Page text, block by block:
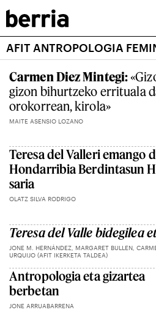
AFIT ANTROPOLOGIA
Carmen Diez Mintegi:
gizon bihurtzeko errituala
orokorrean, kirola»
MAITE ASENSIO LOZANO
Teresa del Valleri emango
Hondarribia Berdintasun
saria
OLATZ SILVA RODRIGO
Teresa del Valle bidegilea
JONE M. HERNÁNDEZ, MARGARET BULLEN,
URQUIJO (AFIT IKERKETA TALDEA)
Antropologia eta gizartea
berbetan
JONE ARRUABARRENA